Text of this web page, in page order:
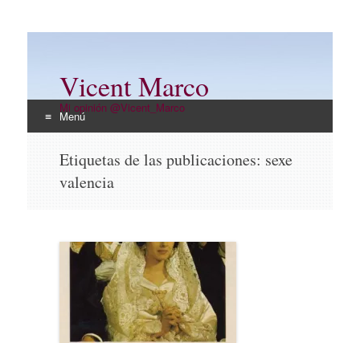
Vicent Marco
Mi opinión @Vicent_Marco
Menú
contenido
Etiquetas de las publicaciones: sexe
valencia